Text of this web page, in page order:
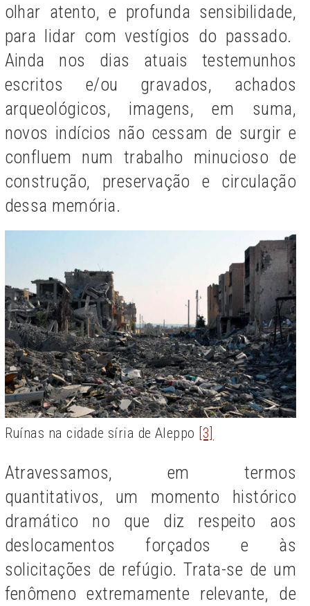
olhar atento, e profunda sensibilidade,
para lidar com vestígios do passado.
Ainda nos dias atuais testemunhos
escritos e/ou gravados, achados
arqueológicos, imagens, em suma,
novos indícios não cessam de surgir e
confluem num trabalho minucioso de
construção, preservação e circulação
dessa memória.
Ruínas na cidade síria de Aleppo [3]
Atravessamos, em termos
quantitativos, um momento histórico
dramático no que diz respeito aos
deslocamentos forçados e às
solicitações de refúgio. Trata-se de um
fenômeno extremamente relevante, de